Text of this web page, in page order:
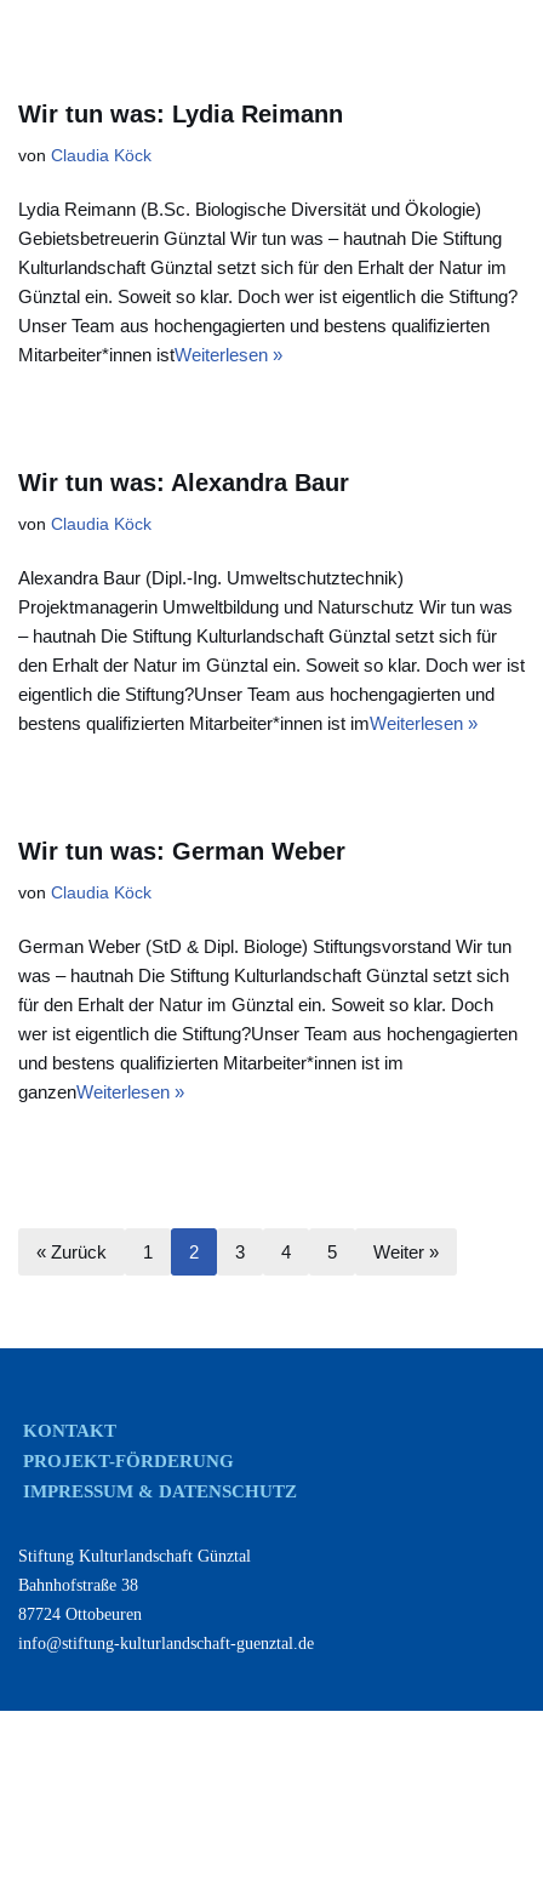
Wir tun was: Lydia Reimann
von Claudia Köck
Lydia Reimann (B.Sc. Biologische Diversität und Ökologie)
Gebietsbetreuerin Günztal Wir tun was – hautnah Die Stiftung
Kulturlandschaft Günztal setzt sich für den Erhalt der Natur im
Günztal ein. Soweit so klar. Doch wer ist eigentlich die Stiftung?
Unser Team aus hochengagierten und bestens qualifizierten
Mitarbeiter*innen istWeiterlesen »
Wir tun was: Alexandra Baur
von Claudia Köck
Alexandra Baur (Dipl.-Ing. Umweltschutztechnik)
Projektmanagerin Umweltbildung und Naturschutz Wir tun was
– hautnah Die Stiftung Kulturlandschaft Günztal setzt sich für
den Erhalt der Natur im Günztal ein. Soweit so klar. Doch wer ist
eigentlich die Stiftung?Unser Team aus hochengagierten und
bestens qualifizierten Mitarbeiter*innen ist imWeiterlesen »
Wir tun was: German Weber
von Claudia Köck
German Weber (StD & Dipl. Biologe) Stiftungsvorstand Wir tun
was – hautnah Die Stiftung Kulturlandschaft Günztal setzt sich
für den Erhalt der Natur im Günztal ein. Soweit so klar. Doch
wer ist eigentlich die Stiftung?Unser Team aus hochengagierten
und bestens qualifizierten Mitarbeiter*innen ist im
ganzenWeiterlesen »
« Zurück 1 2 3 4 5 Weiter »
KONTAKT
PROJEKT-FÖRDERUNG
IMPRESSUM & DATENSCHUTZ
Stiftung Kulturlandschaft Günztal
Bahnhofstraße 38
87724 Ottobeuren
info@stiftung-kulturlandschaft-guenztal.de